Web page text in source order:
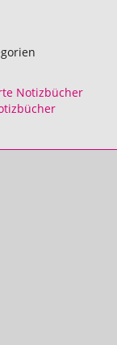
Notizbücher